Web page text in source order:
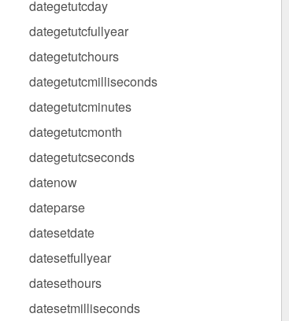
dategetutcday
dategetutcfullyear
dategetutchours
dategetutcmilliseconds
dategetutcminutes
dategetutcmonth
dategetutcseconds
datenow
dateparse
datesetdate
datesetfullyear
datesethours
datesetmilliseconds